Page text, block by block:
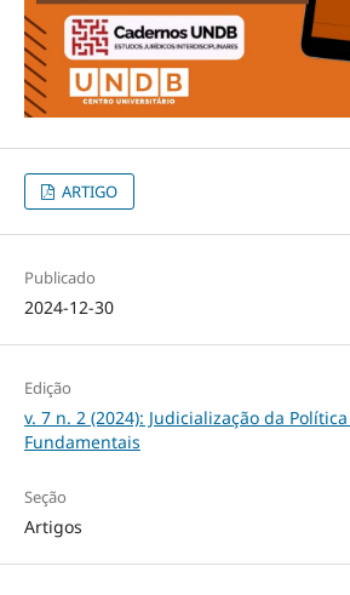
ARTIGO
Publicado
2024-12-30
Edição
v. 7 n. 2 (2024): Judicialização da
Fundamentais
Seção
Artigos